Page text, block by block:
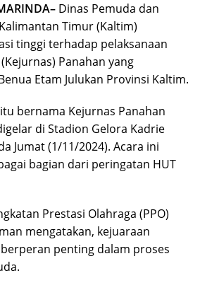
Dinas Pemuda dan
Timur (Kaltim)
tinggi terhadap pelaksanaan
Panahan yang
Etam Julukan Provinsi Kaltim.
bernama Kejurnas Panahan
di Stadion Gelora Kadrie
Jumat (1/11/2024). Acara ini
bagian dari peringatan HUT
Prestasi Olahraga (PPO)
mengatakan, kejuaraan
penting dalam proses